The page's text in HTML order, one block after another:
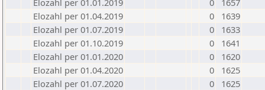
Elozahl per 01.01.2019
0
1657
Elozahl per 01.04.2019
0
1639
Elozahl per 01.07.2019
0
1633
Elozahl per 01.10.2019
0
1641
Elozahl per 01.01.2020
0
1620
Elozahl per 01.04.2020
0
1625
Elozahl per 01.07.2020
0
1625